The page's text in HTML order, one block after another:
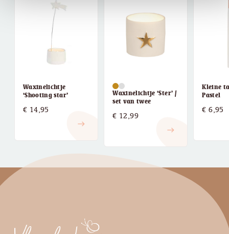
Waxinelichtje
‘Shooting star’
€ 14,95
east
Waxinelichtje ‘Ster’ /
set van twee
€ 12,99
east
Kleine
Pastel
€ 6,95